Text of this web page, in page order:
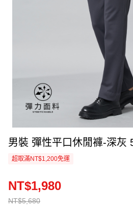
男裝 彈性平口休閒褲-深灰
超取滿NT$1,200免運
NT$5,680
NT$1,980